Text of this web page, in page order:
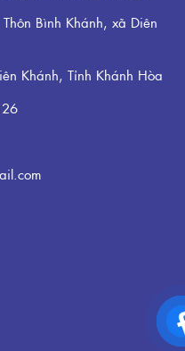
Bình Khánh, xã Diên
Khánh, Tỉnh Khánh Hòa